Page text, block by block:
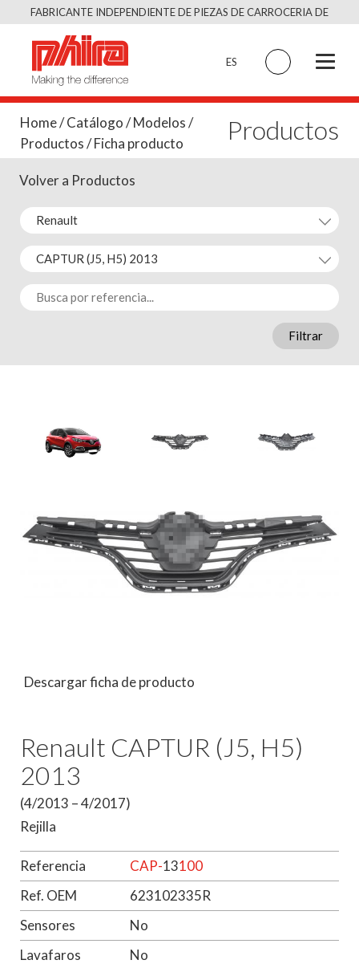
Saltar
FABRICANTE INDEPENDIENTE DE PIEZAS DE CARROCERIA DE
CALIDAD EQUIVALENTE AL ORIGINAL
ES
Home/Catálogo/Modelos/
Productos/ Ficha producto Productos
Volver a Productos
Filtrar
Descargar ficha de producto
Renault CAPTUR (J5, H5)
2013
(4/2013 – 4/2017)
Rejilla
Referencia CAP-13100
Ref. OEM
623102335R
Sensores
No
Lavafaros
No